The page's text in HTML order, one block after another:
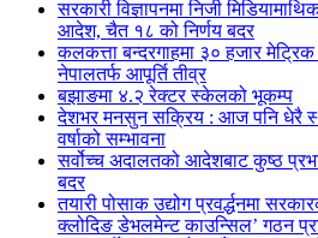
सरकारी विज्ञापनमा निजी
आदेश, चैत १८ को निर्णय बदर
कलकत्ता बन्दरगाहमा ३० हजार
नेपालतर्फ आपूर्ति तीव्र
बझाङमा ४.२ रेक्टर स्केलको भूकम्प
देशभर मनसुन सक्रिय : आज पनि धेरै
वर्षाको सम्भावना
सर्वोच्च अदालतको आदेशबाट कुष्ठ
बदर
तयारी पोसाक उद्योग प्रवर्द्धनमा
क्लोदिङ डेभलमेन्ट काउन्सिल’ गठन